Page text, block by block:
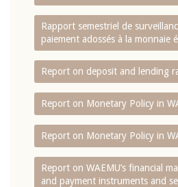
Rapport semestriel de
paiement adossés à la monnaie
Report on deposit and lending
Report on Monetary Policy in
Report on Monetary Policy in
Report on WAEMU’s financial
and payment instruments and